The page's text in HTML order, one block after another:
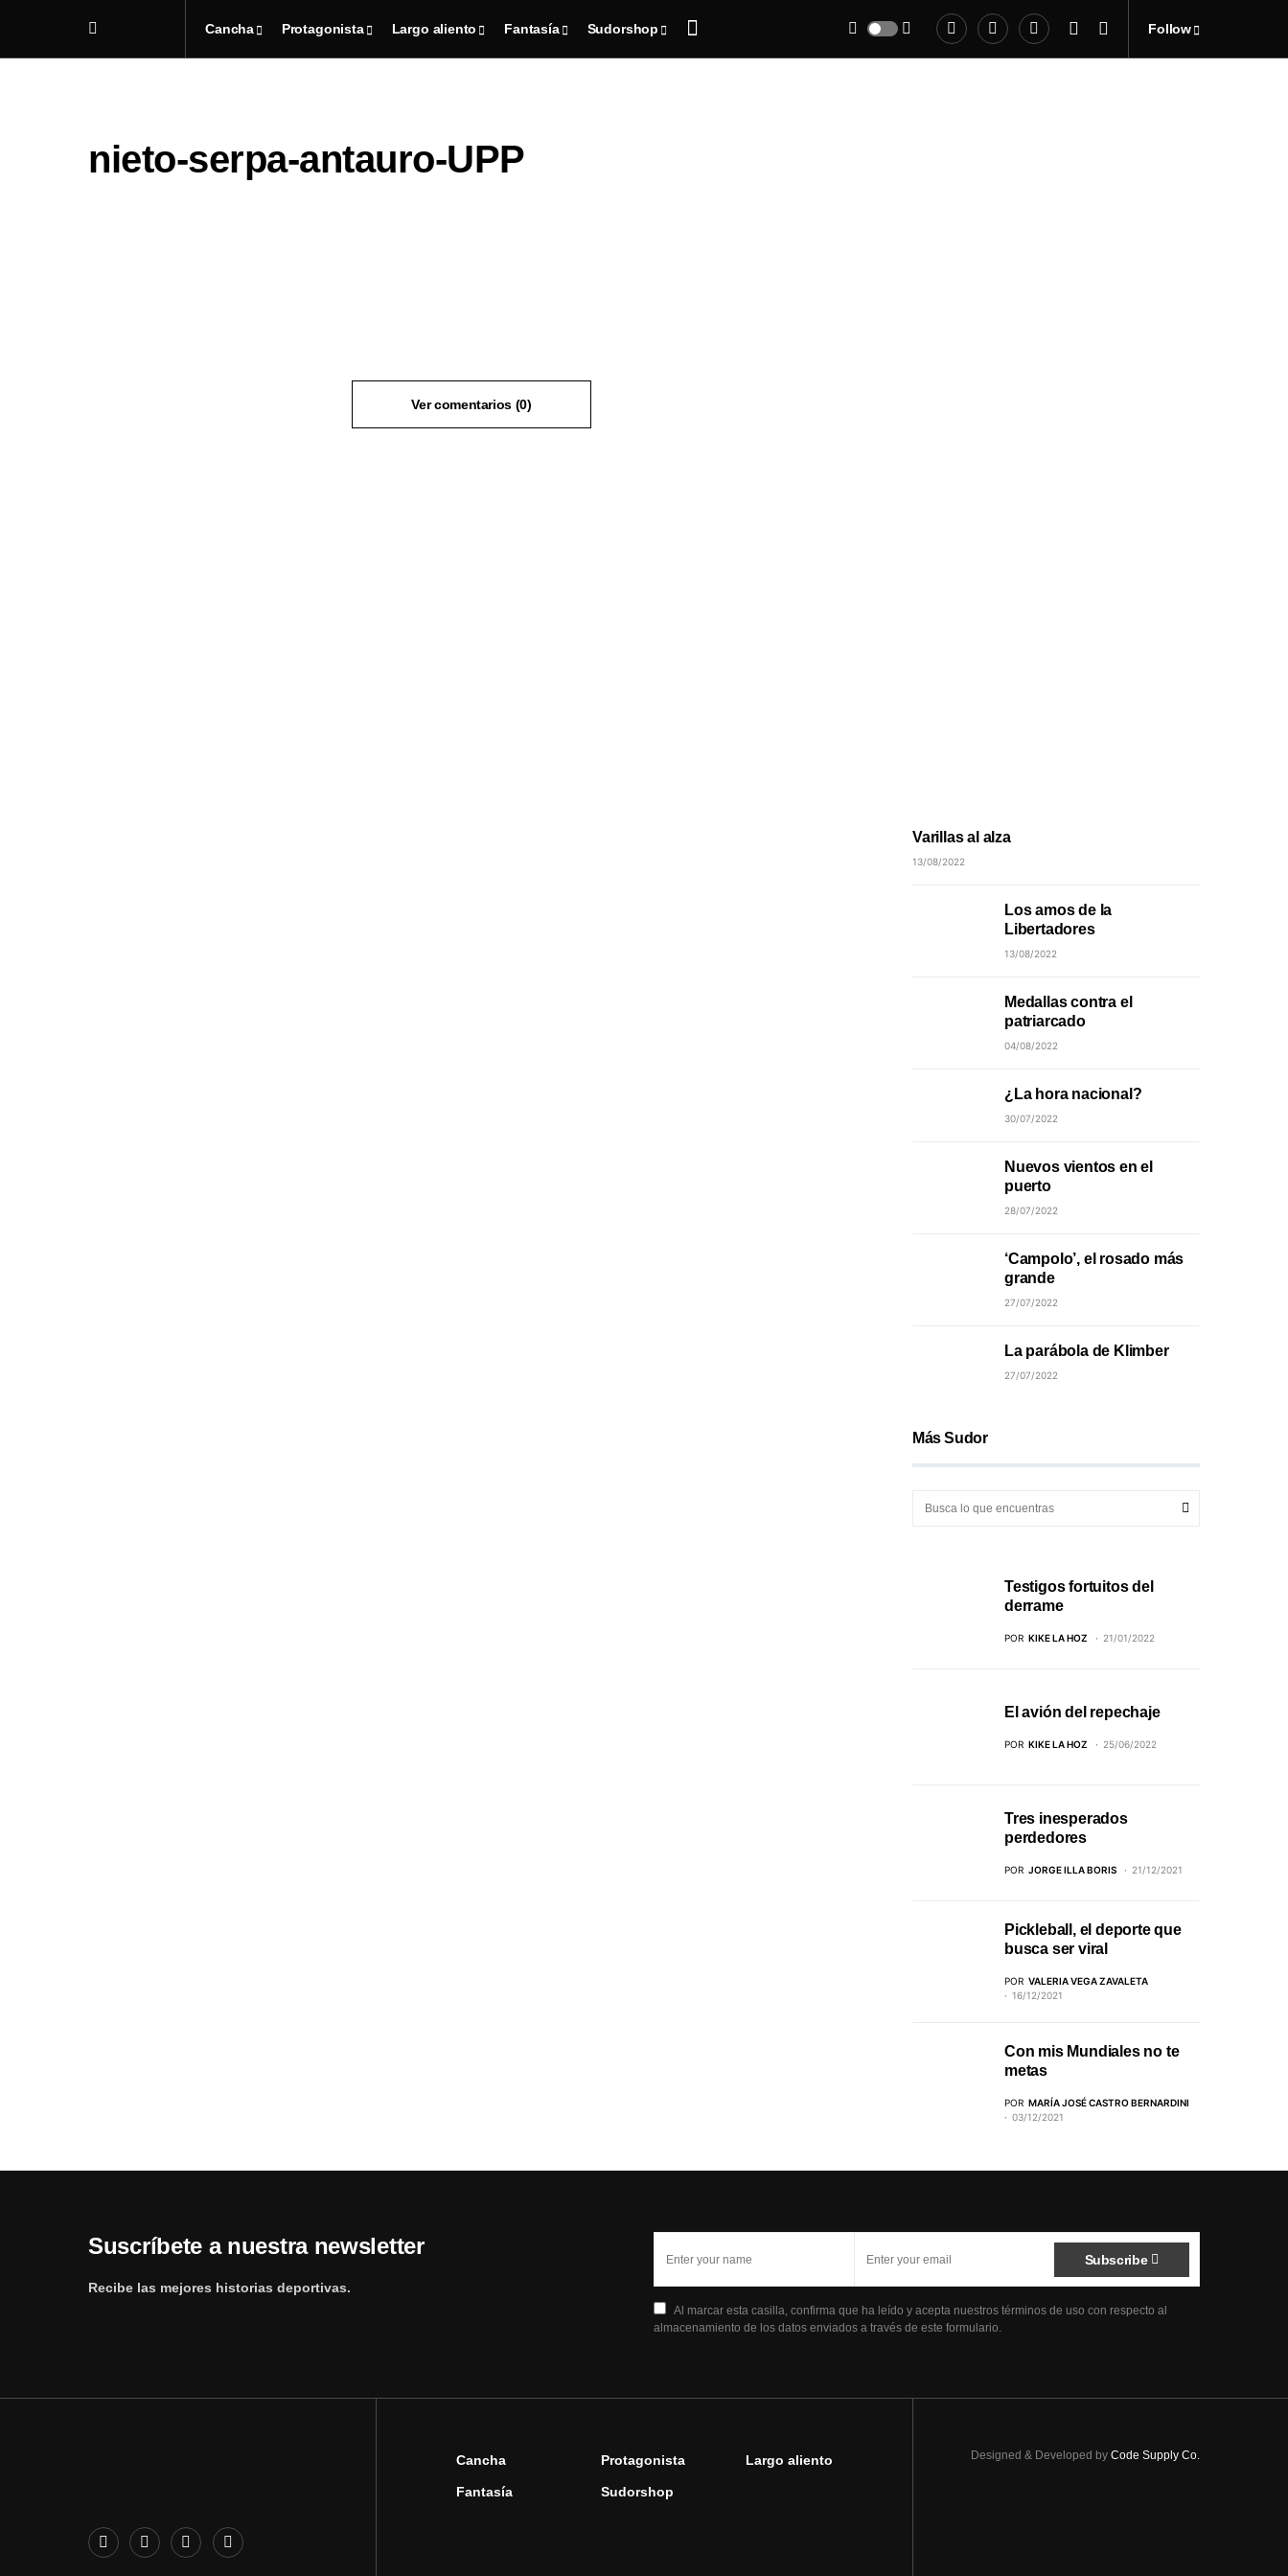
Cancha Protagonista Largo aliento Fantasía Sudorshop Follow
nieto-serpa-antauro-UPP
Ver comentarios (0)
Varillas al alza
13/08/2022
Los amos de la
Libertadores
13/08/2022
Medallas contra el
patriarcado
04/08/2022
¿La hora nacional?
30/07/2022
Nuevos vientos en el
puerto
28/07/2022
‘Campolo’, el rosado más
grande
27/07/2022
La parábola de Klimber
27/07/2022
Más Sudor
Testigos fortuitos del
derrame
POR KIKE LA HOZ 21/01/2022
El avión del repechaje
POR KIKE LA HOZ 25/06/2022
Tres inesperados
perdedores
POR JORGE ILLA BORIS 21/12/2021
Pickleball, el deporte que
busca ser viral
POR VALERIA VEGA ZAVALETA
16/12/2021
Con mis Mundiales no te
metas
POR MARÍA JOSÉ CASTRO BERNARDINI
03/12/2021
Suscríbete a nuestra newsletter
Recibe las mejores historias deportivas.
Subscribe
Al marcar esta casilla, confirma que ha leído y acepta nuestros términos de uso con respecto al
almacenamiento de los datos enviados a través de este formulario.
Cancha Protagonista Largo aliento
Fantasía Sudorshop
Designed & Developed by Code Supply Co.